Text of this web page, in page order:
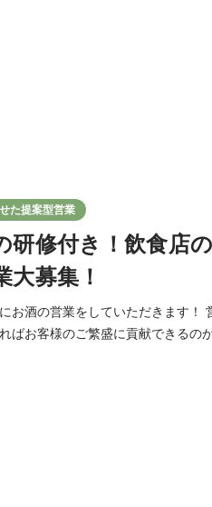
た提案型営業
研修付き！飲食店
大募集！
お酒の営業をしていただきます！
ばお客様のご繁盛に貢献できるの
ていただきます。 日々お客様との